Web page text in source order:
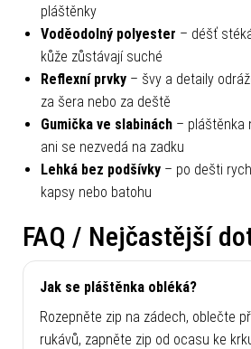
pláštěnky
Voděodolný polyester – déšť
kůže zůstávají suché
Reflexní prvky – švy a detaily
za šera nebo za deště
Gumička ve slabinách – pláštěnka
ani se nezvedá na zadku
Lehká bez podšívky – po dešti
kapsy nebo batohu
FAQ / Nejčastější
Jak se pláštěnka obléká?
Rozepněte zip na zádech, oblečte
rukávů, zapněte zip od ocasu ke